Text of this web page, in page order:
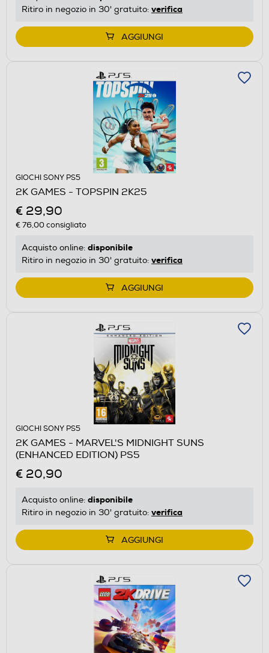
Ritiro in negozio in 30' gratuito: verifica
AGGIUNGI
GIOCHI SONY PS5
2K GAMES - TOPSPIN 2K25
€ 29,90
€ 76,00consigliato
Acquisto online: disponibile
Ritiro in negozio in 30' gratuito: verifica
AGGIUNGI
GIOCHI SONY PS5
2K GAMES - MARVEL'S MIDNIGHT SUNS
(ENHANCED EDITION) PS5
€ 20,90
Acquisto online: disponibile
Ritiro in negozio in 30' gratuito: verifica
AGGIUNGI